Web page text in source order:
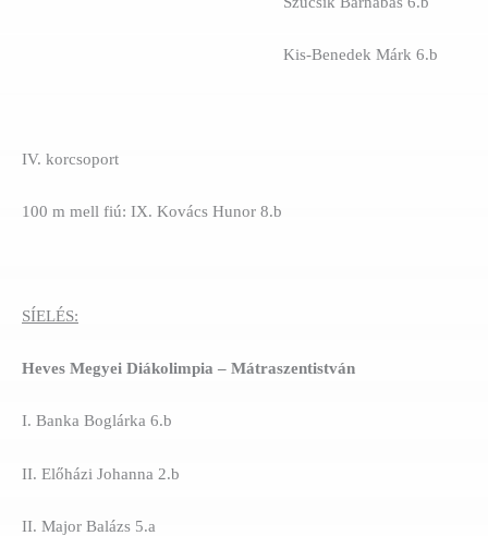
Kis-Benedek Márk 6.b
IV. korcsoport
100 m mell fiú: IX. Kovács Hunor 8.b
SÍELÉS:
Heves Megyei Diákolimpia – Mátraszentistván
I. Banka Boglárka 6.b
II. Előházi Johanna 2.b
II. Major Balázs 5.a